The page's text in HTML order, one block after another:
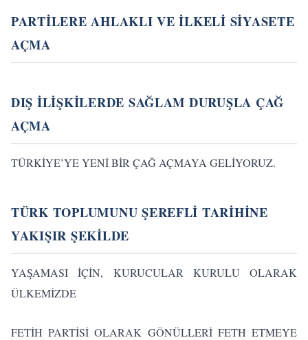
PARTİLERE AHLAKLI VE İLKELİ SİYASETE
AÇMA
DIŞ İLİŞKİLERDE SAĞLAM DURUŞLA ÇAĞ
AÇMA
TÜRKİYE’YE YENİ BİR ÇAĞ AÇMAYA GELİYORUZ.
TÜRK TOPLUMUNU ŞEREFLİ TARİHİNE
YAKIŞIR ŞEKİLDE
YAŞAMASI İÇİN, KURUCULAR KURULU OLARAK
ÜLKEMİZDE
FETİH PARTİSİ OLARAK GÖNÜLLERİ FETH ETMEYE